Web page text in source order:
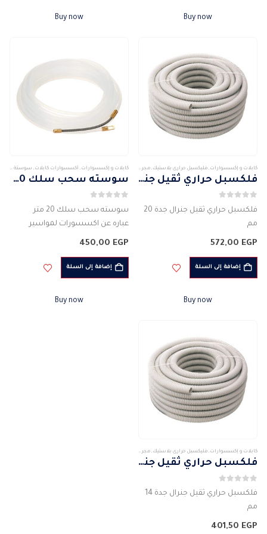
حماية الأسلاك الكهربائية الداخلية
Buy now
حماية الأسلاك الكهربائية الداخلية
Buy now
كابلات و إكسسوارات , فليكسبل حرارى بلاستيك , مجرى فليكسبل , مجرى ومواسير كابلات
فلكسبل حراري ثقيل جنرال جدة 20 مم
فلكسبل حراري ثقيل جنرال جدة 20
مم
المقاس: 20 مم
المواد: مصنوعة من جودة عالية بولى
ايثلين
حماية الأسلاك الكهربائية الداخلية
572,00 EGP
إضافة إلى السلة
Buy now
كابلات و إكسسوارات , أكسسوارات كابلات , سوستة سحب
سوسته سحب سلك 20 متر
سوسته سحب سلك 20 متر
عباره عن اكسسورات لمواسير
الكهرباء
قطر: 4 مم
مادة التنفيذ: نايلون
حسب الزاوية المطلوبة
450,00 EGP
إضافة إلى السلة
Buy now
كابلات و إكسسوارات , فليكسبل حرارى بلاستيك , مجرى فليكسبل
فلكسبل حراري ثقيل جنرال جدة 14مم
فلكسبل حراري ثقيل جنرال جدة 14
مم
المقاس: 14 مم
401,50 EGP